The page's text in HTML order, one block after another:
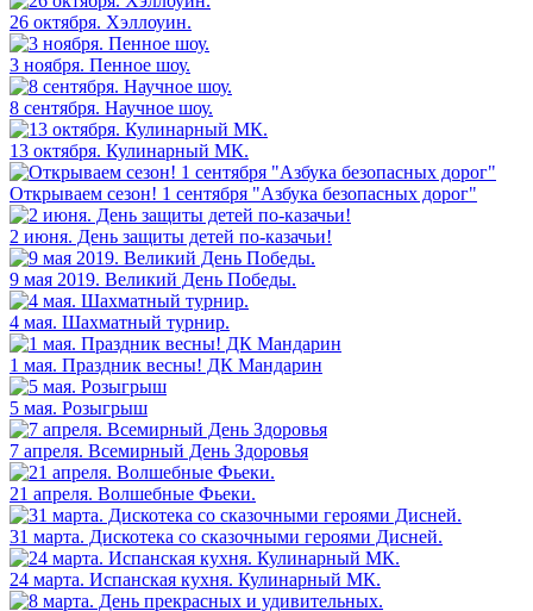
26 октября. Хэллоуин.
3 ноября. Пенное шоу.
8 сентября. Научное шоу.
13 октября. Кулинарный МК.
Открываем сезон! 1 сентября "Азбука безопасных дорог"
2 июня. День защиты детей по-казачьи!
9 мая 2019. Великий День Победы.
4 мая. Шахматный турнир.
1 мая. Праздник весны! ДК Мандарин
5 мая. Розыгрыш
7 апреля. Всемирный День Здоровья
21 апреля. Волшебные Фьеки.
31 марта. Дискотека со сказочными героями Дисней.
24 марта. Испанская кухня. Кулинарный МК.